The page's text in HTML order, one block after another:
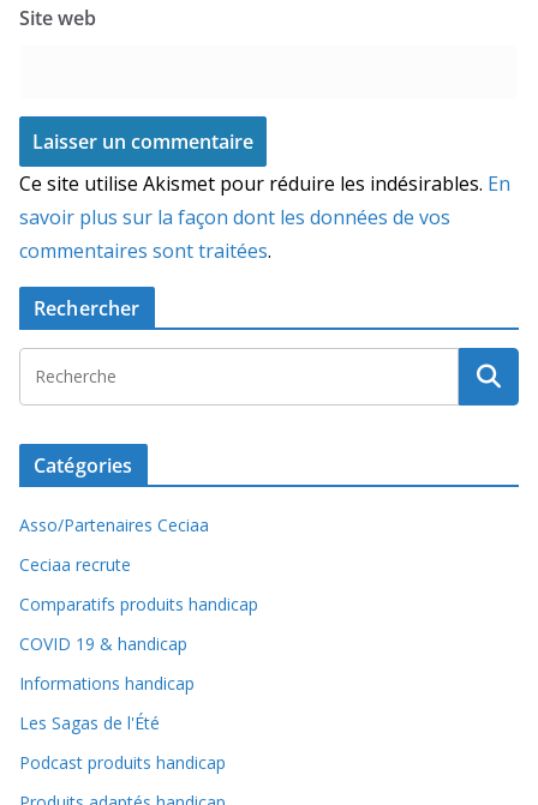
Site web
Ce site utilise Akismet pour réduire les indésirables. En
savoir plus sur la façon dont les données de vos
commentaires sont traitées.
Rechercher
Catégories
Asso/Partenaires Ceciaa
Ceciaa recrute
Comparatifs produits handicap
COVID 19 & handicap
Informations handicap
Les Sagas de l'Été
Podcast produits handicap